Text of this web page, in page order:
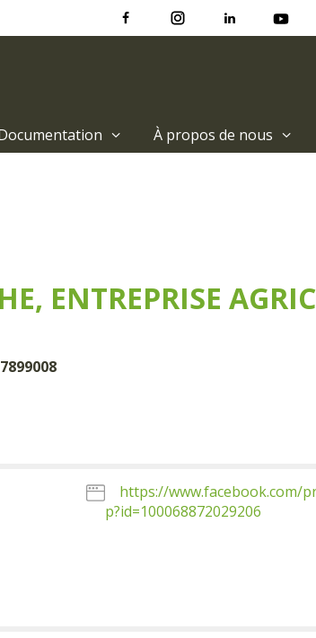
À propos de nous
ENTREPRISE
https://www.facebook.com/
p?id=100068872029206